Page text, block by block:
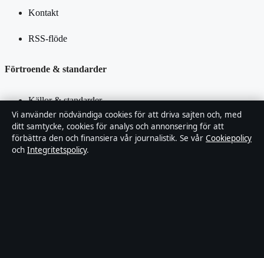
Kontakt
RSS-flöde
Förtroende & standarder
Källor & standarder
Redaktionell policy
Rättelsepolicy
Vi använder nödvändiga cookies för att driva sajten och, med
ditt samtycke, cookies för analys och annonsering för att
förbättra den och finansiera vår journalistik. Se vår Cookiepolicy
och Integritetspolicy.